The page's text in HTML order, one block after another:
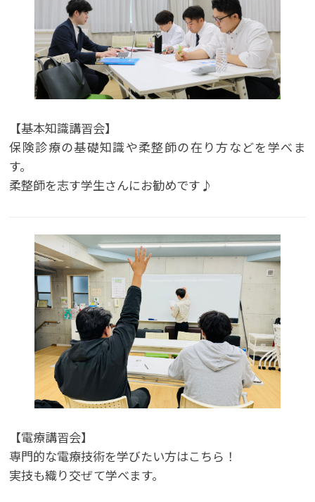
【基本知識講習会】
保険診療の基礎知識や柔整師の在り方などを学べま
す。
柔整師を志す学生さんにお勧めです♪
【電療講習会】
専門的な電療技術を学びたい方はこちら！
実技も織り交ぜて学べます。